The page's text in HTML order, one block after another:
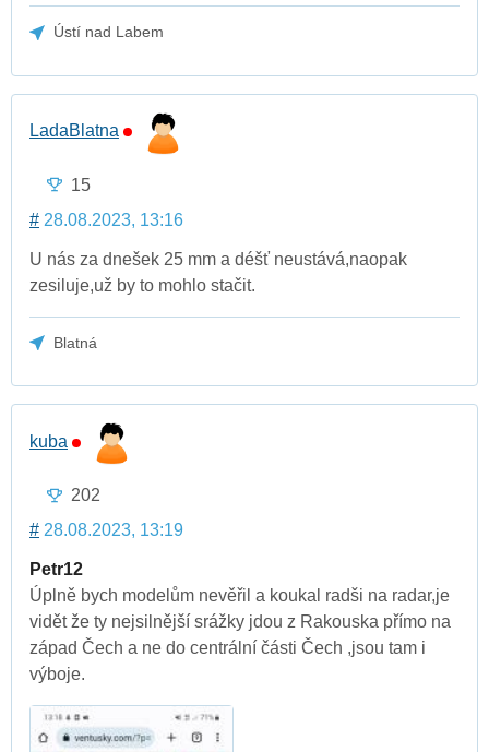
Ústí nad Labem
LadaBlatna
15
# 28.08.2023, 13:16
U nás za dnešek 25 mm a déšť neustává,naopak
zesiluje,už by to mohlo stačit.
Blatná
kuba
202
# 28.08.2023, 13:19
Petr12
Úplně bych modelům nevěřil a koukal radši na radar,je
vidět že ty nejsilnější srážky jdou z Rakouska přímo na
západ Čech a ne do centrální části Čech ,jsou tam i
výboje.